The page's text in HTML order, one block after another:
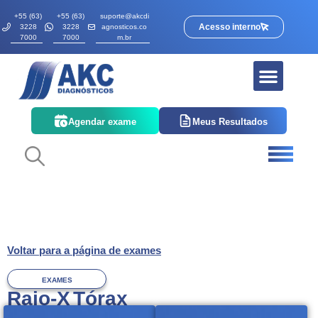
+55 (63)
3228
7000
+55 (63)
3228
7000
suporte@akcdi
agnosticos.co
m.br
Acesso interno
Agendar exame Meus Resultados
Voltar para a página de exames
EXAMES
Raio-X Tórax